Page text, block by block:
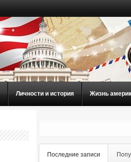
Личности и история Жизнь
Последние записи